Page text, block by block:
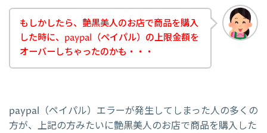
もしかしたら、艶黒美人のお店で商品を購入
した時に、paypal（ペイパル）の上限金額を
オーバーしちゃったのかも・・・
paypal（ペイパル）エラーが発生してしまった人の多くの
方が、上記の方みたいに艶黒美人のお店で商品を購入した